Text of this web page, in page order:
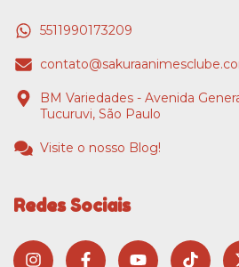
5511990173209
BM Variedades - Avenida
Tucuruvi, São Paulo
Visite o nosso Blog!
Redes Sociais